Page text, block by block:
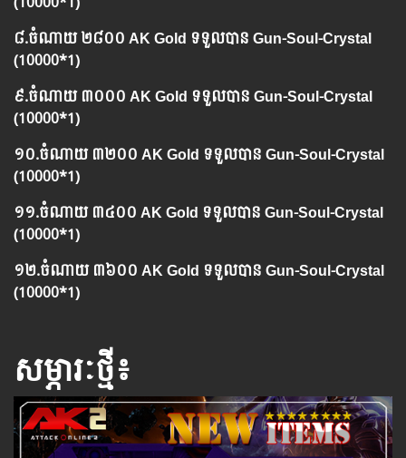
៨.ចំណាយ​២៨០០ AK Gold ទទួលបានGun-Soul-Crystal
(10000*1)
៩.ចំណាយ​៣០០០ AK Gold ទទួលបានGun-Soul-Crystal
(10000*1)
១០.ចំណាយ​៣២០០ AK Gold ទទួលបានGun-Soul-Crystal
(10000*1)
១១.ចំណាយ​៣៤០០ AK Gold ទទួលបានGun-Soul-Crystal
(10000*1)
១២.ចំណាយ​៣៦០០ AK Gold ទទួលបាន ​Gun-Soul-Crystal
(10000*1)
សម្ភារៈថ្មី៖